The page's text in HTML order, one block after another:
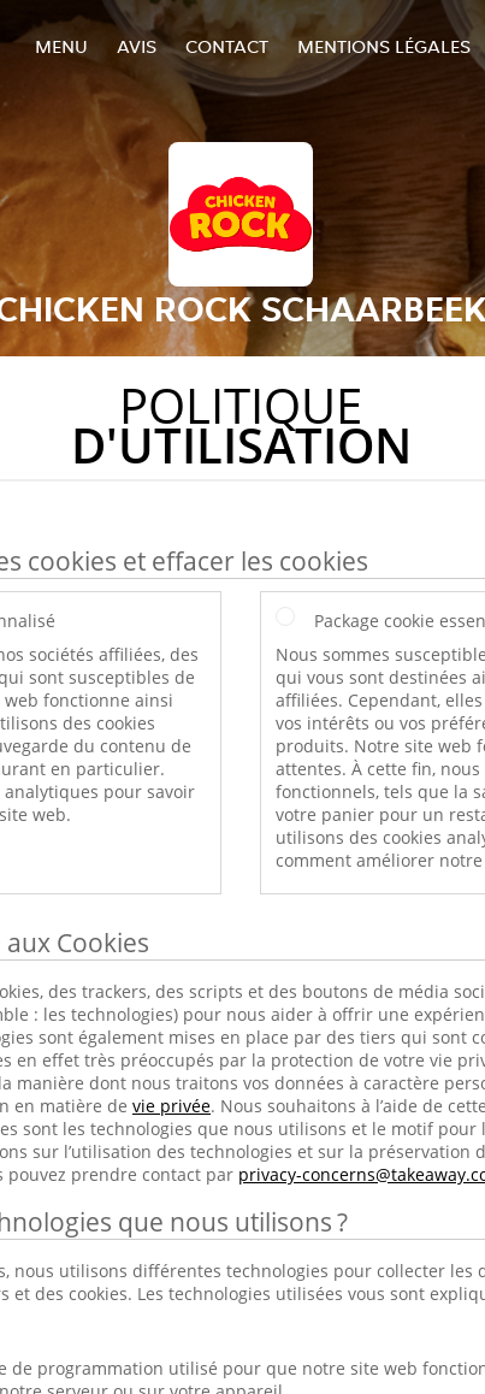
MENU AVIS CONTACT MENTIONS LÉGALES
ROCK
POLITIQUE
D'UTILISATION
cookies et effacer les cookies
sociétés affiliées, des
sont susceptibles de
fonctionne ainsi
des cookies
du contenu de
en particulier.
pour savoir
web.
Package cookie
Nous sommes
qui vous sont destinées
affiliées. Cependant,
vos intérêts ou vos
produits. Notre site web
attentes. À cette fin,
fonctionnels, tels que la
votre panier pour un
utilisons des cookies
comment améliorer
Cookies
des trackers, des scripts et des boutons de média
: les technologies) pour nous aider à offrir une
sont également mises en place par des tiers qui sont
en effet très préoccupés par la protection de votre vie
manière dont nous traitons vos données à caractère
en matière de vie privée. Nous souhaitons à l’aide de
sont les technologies que nous utilisons et le motif pour
sur l’utilisation des technologies et sur la préservation
pouvez prendre contact par privacy-
que nous utilisons ?
nous utilisons différentes technologies pour collecter les
et des cookies. Les technologies utilisées vous sont
de programmation utilisé pour que notre site web